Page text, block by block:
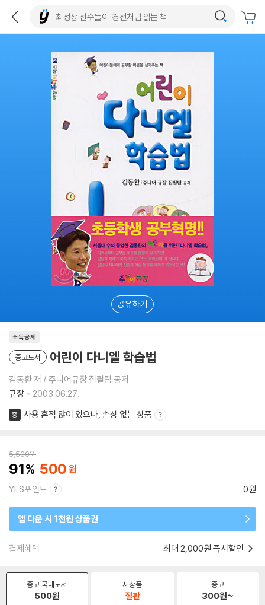
공유하기
소득공제
중고도서 어린이 다니엘 학습법
김동환 저 / 주니어규장 집필팀 공저
규장
2003.06.27.
중 사용 흔적 많이 있으나, 손상 없는 상품
5,500원
91 500
YES포인트 0원
앱 다운 시 1천원 상품권
결제혜택 최대 2,000원 즉시할인
중고 국내도서
500원
새상품
절판
중고
300원~